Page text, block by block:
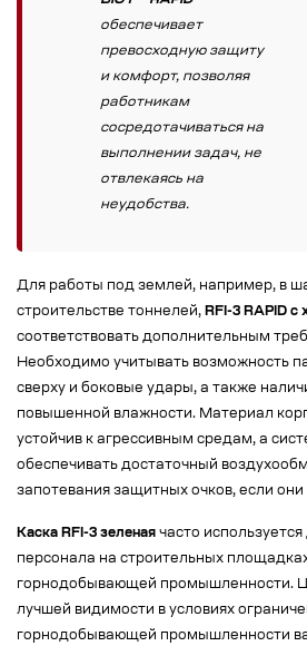
обеспечивает
превосходную защиту
и комфорт, позволяя
работникам
сосредотачиваться на
выполнении задач, не
отвлекаясь на
неудобства.
Для работы под землей, например, в
строительстве тоннелей, RFI-3 RAPID с
соответствовать дополнительным
Необходимо учитывать возможность
сверху и боковые удары, а также
повышенной влажности. Материал
устойчив к агрессивным средам, а
обеспечивать достаточный
запотевания защитных очков, если они
Каска RFI-3 зеленая часто
персонала на строительных
горнодобывающей промышленности.
лучшей видимости в условиях
горнодобывающей промышленности